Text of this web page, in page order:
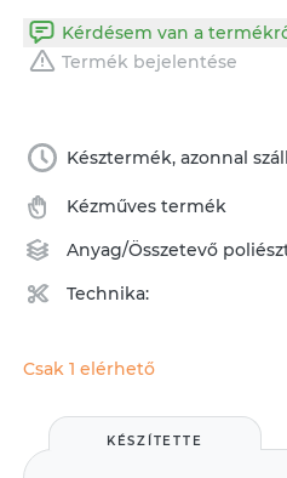
Kérdésem van a
Termék bejelentése
Késztermék, azonnal
Kézműves termék
Anyag/Összetevő
Technika:
Csak 1 elérhető
KÉSZÍTETTE